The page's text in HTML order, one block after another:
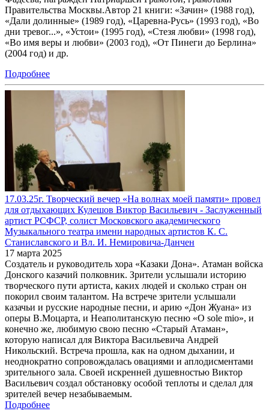
Правительства Москвы.Автор 21 книги: «Зачин» (1988 год),
«Дали долинные» (1989 год), «Царевна-Русь» (1993 год), «Во
дни тревог...», «Устои» (1995 год), «Стезя любви» (1998 год),
«Во имя веры и любви» (2003 год), «От Пинеги до Берлина»
(2004 год) и др.
Подробнее
17.03.25г. Творческий вечер «На волнах моей памяти» провел
для отдыхающих Кулешов Виктор Васильевич - Заслуженный
артист РСФСР, солист Московского академического
Музыкального театра имени народных артистов К. С.
Станиславского и Вл. И. Немировича-Данчен
17 марта 2025
Создатель и руководитель хора «Казаки Дона». Атаман войска
Донского казачий полковник. Зрители услышали историю
творческого пути артиста, каких людей и сколько стран он
покорил своим талантом. На встрече зрители услышали
казачьи и русские народные песни, и арию «Дон Жуана» из
оперы В.Моцарта, и Неаполитанскую песню «О sole mio», и
конечно же, любимую свою песню «Старый Атаман»,
которую написал для Виктора Васильевича Андрей
Никольский. Встреча прошла, как на одном дыхании, и
неоднократно сопровождалась овациями и аплодисментами
зрительного зала. Своей искренней душевностью Виктор
Васильевич создал обстановку особой теплоты и сделал для
зрителей вечер незабываемым.
Подробнее